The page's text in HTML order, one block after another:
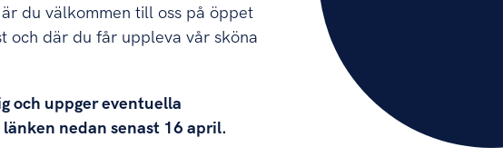
är du välkommen till oss på öppet
och där du får uppleva vår sköna
och uppger eventuella
nedan senast 16 april.